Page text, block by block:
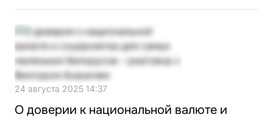
24 августа 2025 14:37
О доверии к национальной валюте и